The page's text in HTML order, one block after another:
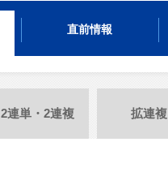
直前情報
2連単・2連複 拡連複